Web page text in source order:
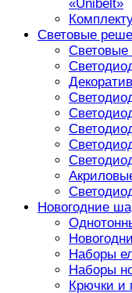
«Unibelt»
Световые
Световые
Новогодние
Наборы
Наборы
Крючки и